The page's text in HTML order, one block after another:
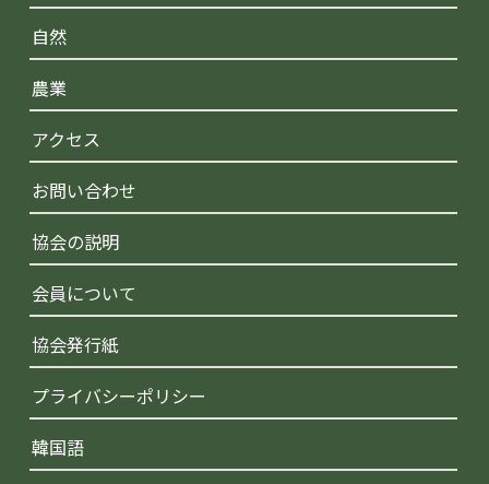
自然
農業
アクセス
お問い合わせ
協会の説明
会員について
協会発行紙
プライバシーポリシー
韓国語